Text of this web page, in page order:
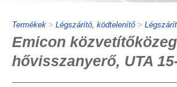
Termékek > Légszárító, ködtelenítő>
Emicon
hővisszanyerő, UTA